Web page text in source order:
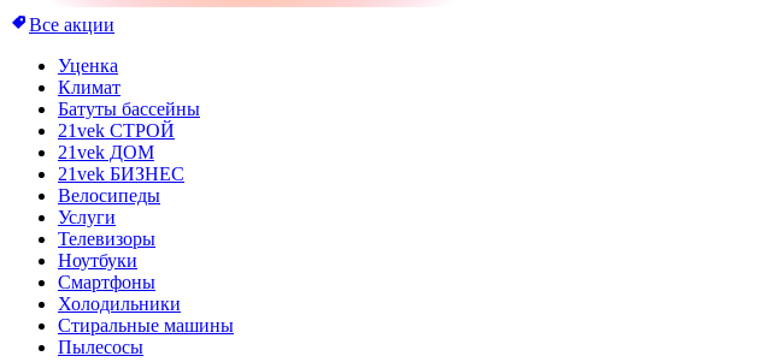
Все акции
Уценка
Климат
Батуты бассейны
21vek СТРОЙ
21vek ДОМ
21vek БИЗНЕС
Велосипеды
Услуги
Телевизоры
Ноутбуки
Смартфоны
Холодильники
Стиральные машины
Пылесосы